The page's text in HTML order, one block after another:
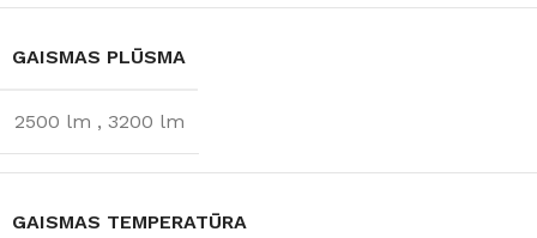
GAISMAS PLŪSMA
2500 lm , 3200 lm
GAISMAS TEMPERATŪRA